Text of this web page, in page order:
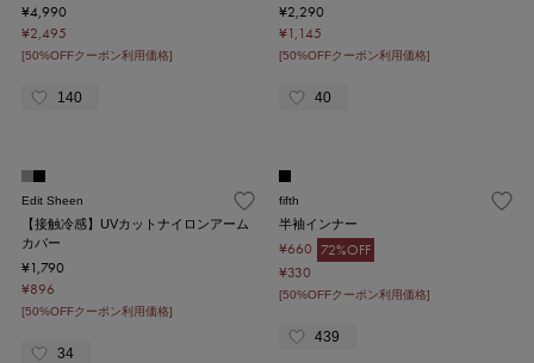
¥4,990
¥2,495
[50%OFFクーポン利用価格]
140
¥2,290
¥1,145
[50%OFFクーポン利用価格]
40
Edit Sheen
【接触冷感】UVカットナイロンアーム
カバー
¥1,790
¥896
[50%OFFクーポン利用価格]
34
fifth
半袖インナー
¥660 72%OFF
¥330
[50%OFFクーポン利用価格]
439